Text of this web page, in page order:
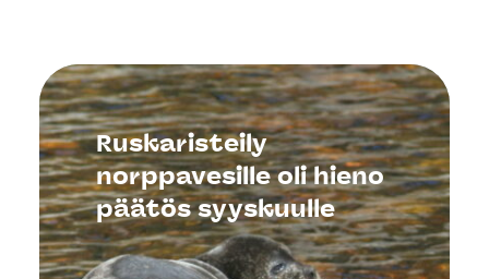
Ruskaristeily
norppavesille oli hieno
päätös syyskuulle